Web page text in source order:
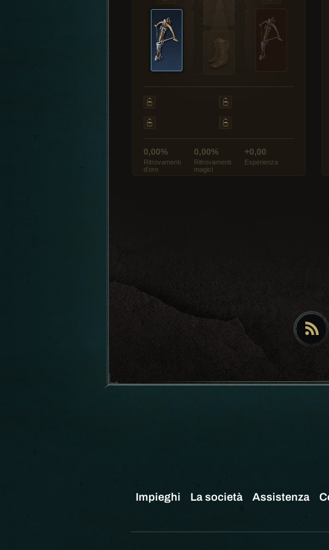
0,00%
Ritrovamenti
d’oro
0,00%
Ritrovamenti
magici
+0,00
Esperienza